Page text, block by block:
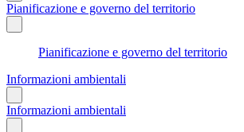
Pianificazione e governo del territorio
Pianificazione e governo del territorio
Informazioni ambientali
Informazioni ambientali